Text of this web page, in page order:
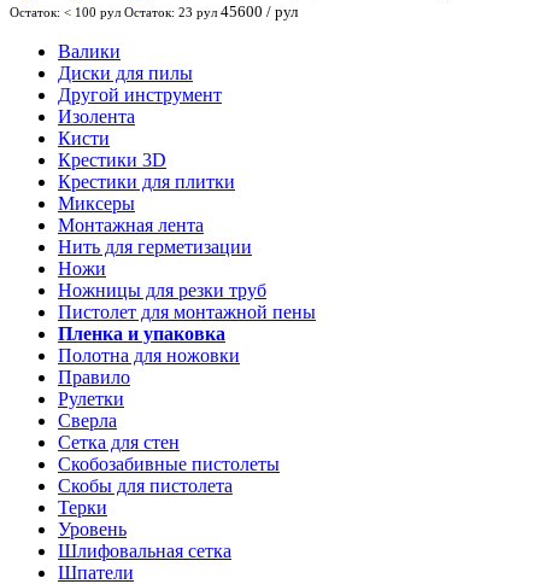
Остаток: < 100 рул Остаток: 23 рул 45600 / рул
Валики
Диски для пилы
Другой инструмент
Изолента
Кисти
Крестики 3D
Крестики для плитки
Миксеры
Монтажная лента
Нить для герметизации
Ножи
Ножницы для резки труб
Пистолет для монтажной пены
Пленка и упаковка
Полотна для ножовки
Правило
Рулетки
Сверла
Сетка для стен
Скобозабивные пистолеты
Скобы для пистолета
Терки
Уровень
Шлифовальная сетка
Шпатели